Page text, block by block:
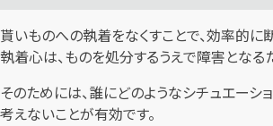
貰いものへの執着をなくすことで、効率的に
執着心は、ものを処分するうえで障害となる
そのためには、誰にどのようなシチュエーシ
考えないことが有効です。